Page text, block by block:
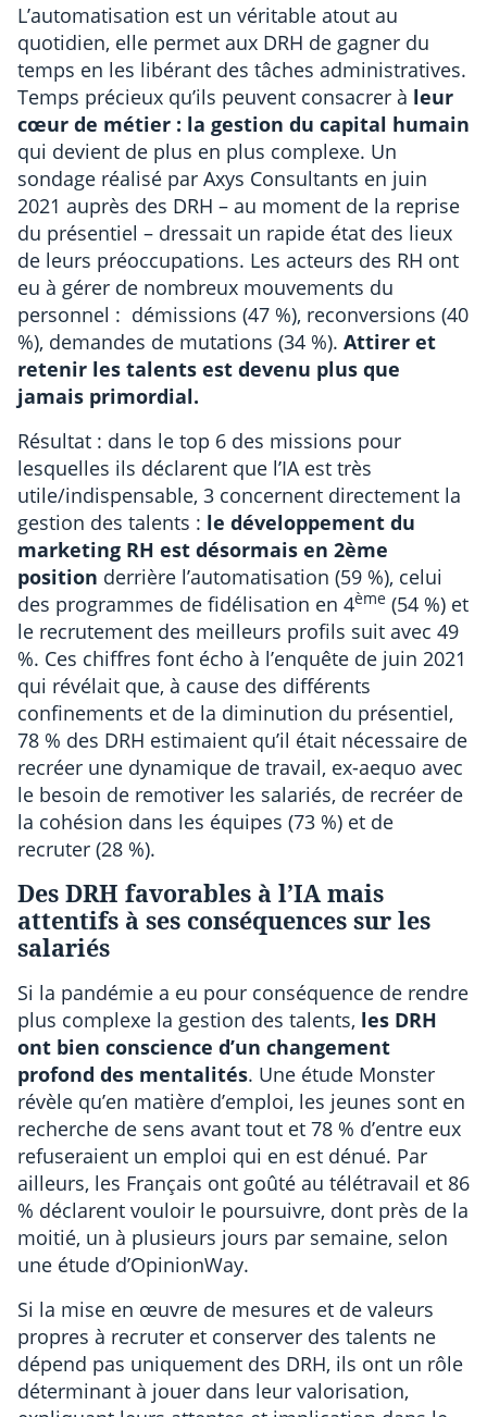
L’automatisation est un véritable atout au
quotidien, elle permet aux DRH de gagner du
temps en les libérant des tâches administratives.
Temps précieux qu’ils peuvent consacrer à leur
cœur de métier : la gestion du capital humain
qui devient de plus en plus complexe. Un
sondage réalisé par Axys Consultants en juin
2021 auprès des DRH – au moment de la reprise
du présentiel – dressait un rapide état des lieux
de leurs préoccupations. Les acteurs des RH ont
eu à gérer de nombreux mouvements du
personnel : démissions (47 %), reconversions (40
%), demandes de mutations (34 %). Attirer et
retenir les talents est devenu plus que
jamais primordial.
Résultat : dans le top 6 des missions pour
lesquelles ils déclarent que l’IA est très
utile/indispensable, 3 concernent directement la
gestion des talents : le développement du
marketing RH est désormais en 2ème
position derrière l’automatisation (59 %), celui
des programmes de fidélisation en 4ème (54 %) et
le recrutement des meilleurs profils suit avec 49
%. Ces chiffres font écho à l’enquête de juin 2021
qui révélait que, à cause des différents
confinements et de la diminution du présentiel,
78 % des DRH estimaient qu’il était nécessaire de
recréer une dynamique de travail, ex-aequo avec
le besoin de remotiver les salariés, de recréer de
la cohésion dans les équipes (73 %) et de
recruter (28 %).
Des DRH favorables à l’IA mais
attentifs à ses conséquences sur les
salariés
Si la pandémie a eu pour conséquence de rendre
plus complexe la gestion des talents, les DRH
ont bien conscience d’un changement
profond des mentalités. Une étude Monster
révèle qu’en matière d’emploi, les jeunes sont en
recherche de sens avant tout et 78 % d’entre eux
refuseraient un emploi qui en est dénué. Par
ailleurs, les Français ont goûté au télétravail et 86
% déclarent vouloir le poursuivre, dont près de la
moitié, un à plusieurs jours par semaine, selon
une étude d’OpinionWay.
Si la mise en œuvre de mesures et de valeurs
propres à recruter et conserver des talents ne
dépend pas uniquement des DRH, ils ont un rôle
déterminant à jouer dans leur valorisation,